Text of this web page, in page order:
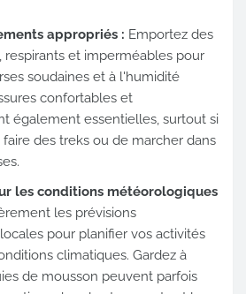
appropriés : Emportez des
et imperméables pour
soudaines et à l'humidité
confortables et
également essentielles, surtout si
des treks ou de marcher dans
les conditions météorologiques
les prévisions
pour planifier vos activités
climatiques. Gardez à
de mousson peuvent parfois